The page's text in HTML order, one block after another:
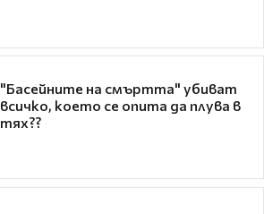
"Басейните на смъртта" убиват
всичко, което се опита да плува в
тях??